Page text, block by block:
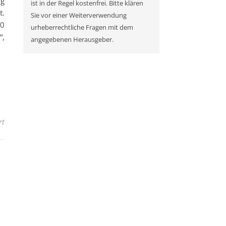
für aream Advisory und Aeolon schließen Solar-Kooperation
ist in der Regel kostenfrei. Bitte klären
Sie vor einer Weiterverwendung
urheberrechtliche Fragen mit dem
angegebenen Herausgeber.